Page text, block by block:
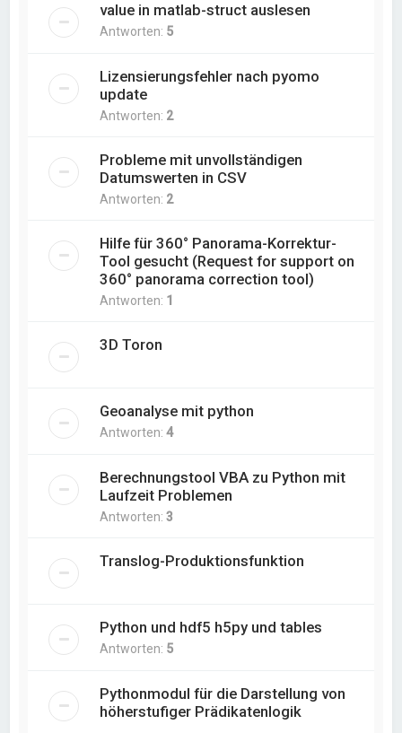
value in matlab-struct auslesen
Antworten: 5
Lizensierungsfehler nach pyomo
update
Antworten: 2
Probleme mit unvollständigen
Datumswerten in CSV
Antworten: 2
Hilfe für 360° Panorama-Korrektur-
Tool gesucht (Request for support on
360° panorama correction tool)
Antworten: 1
3D Toron
Geoanalyse mit python
Antworten:4
Berechnungstool VBA zu Python mit
Laufzeit Problemen
Antworten:3
Translog-Produktionsfunktion
Python und hdf5 h5py und tables
Antworten: 5
Pythonmodul für die Darstellung von
höherstufiger Prädikatenlogik